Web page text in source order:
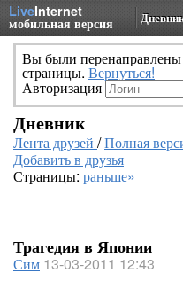
LiveInternet
мобильная версия
Вы были
страницы. Вернуться!
Авторизация
Дневник
Лента друзей /Полная
Добавить в друзья
Страницы: раньше»
Трагедия в Японии
Сим 13-03-2011 12:43